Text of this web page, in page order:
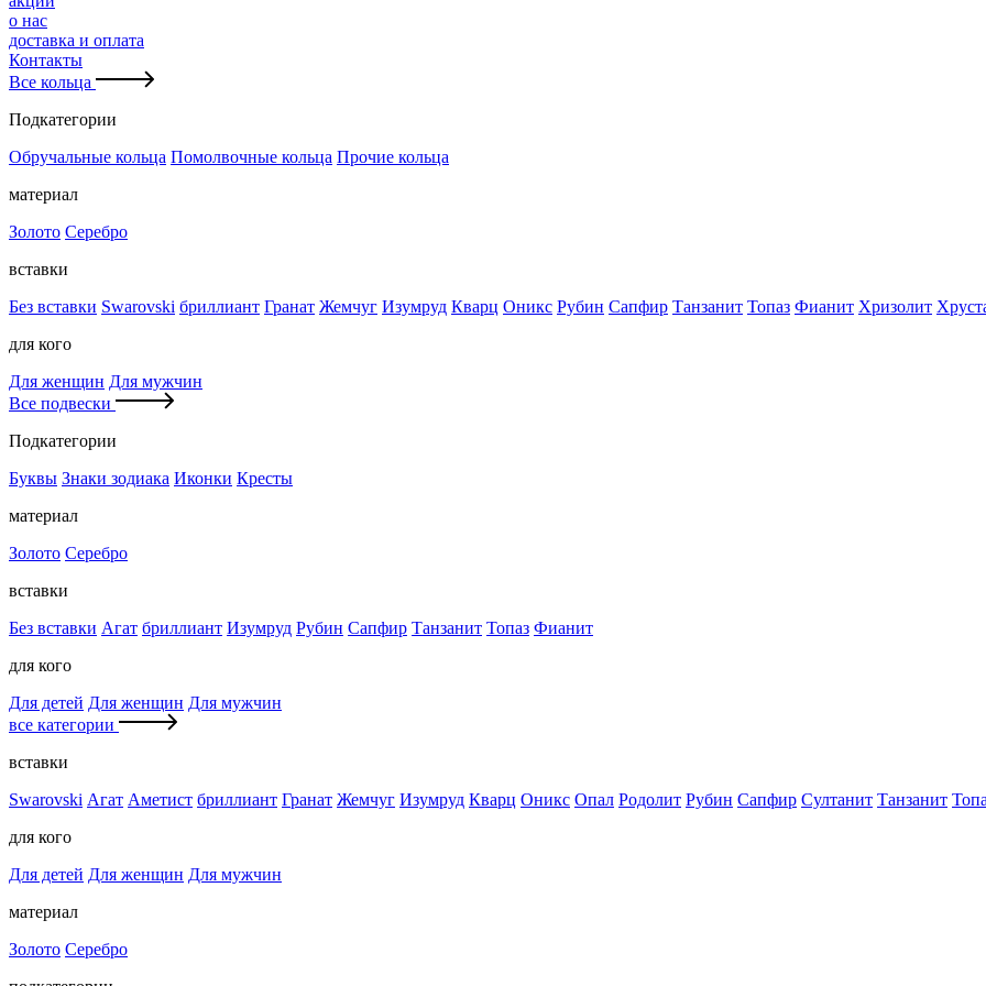
о нас
доставка и оплата
Контакты
Все кольца
Подкатегории
Обручальные кольца Помолвочные кольца Прочие кольца
материал
Золото Серебро
вставки
Без вставки Swarovski бриллиант Гранат Жемчуг Изумруд Кварц Оникс Рубин Сапфир Танзанит Топаз Фианит Хризолит
для кого
Для женщин Для мужчин
Все подвески
Подкатегории
Буквы Знаки зодиака Иконки Кресты
материал
Золото Серебро
вставки
Без вставки Агат бриллиант Изумруд Рубин Сапфир Танзанит Топаз Фианит
для кого
Для детей Для женщин Для мужчин
все категории
вставки
Swarovski Агат Аметист бриллиант Гранат Жемчуг Изумруд Кварц Оникс Опал Родолит Рубин Сапфир Султанит Танзанит
для кого
Для детей Для женщин Для мужчин
материал
Золото Серебро